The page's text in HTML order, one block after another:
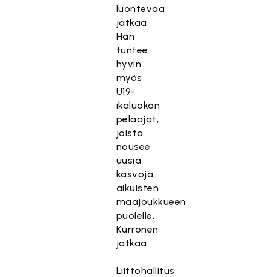
luontevaa
jatkaa.
Hän
tuntee
hyvin
myös
U19-
ikäluokan
pelaajat,
joista
nousee
uusia
kasvoja
aikuisten
maajoukkueen
puolelle.
Kurronen
jatkaa.
Liittohallitus